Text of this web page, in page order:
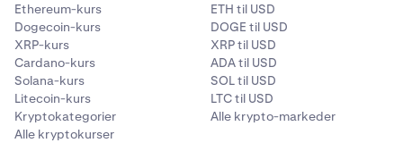
Ethereum-kurs
Dogecoin-kurs
XRP-kurs
Cardano-kurs
Solana-kurs
Litecoin-kurs
Kryptokategorier
Alle kryptokurser
ETH til USD
DOGE til USD
XRP til USD
ADA til USD
SOL til USD
LTC til USD
Alle krypto-markeder